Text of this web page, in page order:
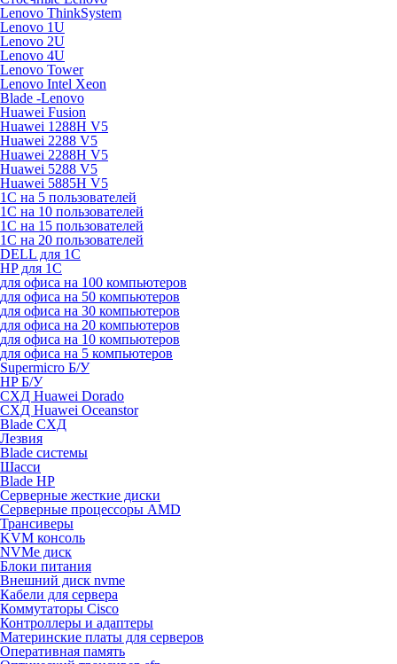
Lenovo ThinkSystem
Lenovo 1U
Lenovo 2U
Lenovo 4U
Lenovo Tower
Lenovo Intel Xeon
Blade -Lenovo
Huawei Fusion
Huawei 1288H V5
Huawei 2288 V5
Huawei 2288H V5
Huawei 5288 V5
Huawei 5885H V5
1С на 5 пользователей
1С на 10 пользователей
1С на 15 пользователей
1С на 20 пользователей
DELL для 1С
HP для 1С
для офиса на 100 компьютеров
для офиса на 50 компьютеров
для офиса на 30 компьютеров
для офиса на 20 компьютеров
для офиса на 10 компьютеров
для офиса на 5 компьютеров
Supermicro Б/У
HP Б/У
СХД Huawei Dorado
СХД Huawei Oceanstor
Blade СХД
Лезвия
Blade системы
Шасси
Blade HP
Серверные жесткие диски
Серверные процессоры AMD
Трансиверы
KVM консоль
NVMe диск
Блоки питания
Внешний диск nvme
Кабели для сервера
Коммутаторы Cisco
Контроллеры и адаптеры
Материнские платы для серверов
Оперативная память